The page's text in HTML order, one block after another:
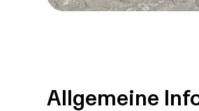
Allgemeine